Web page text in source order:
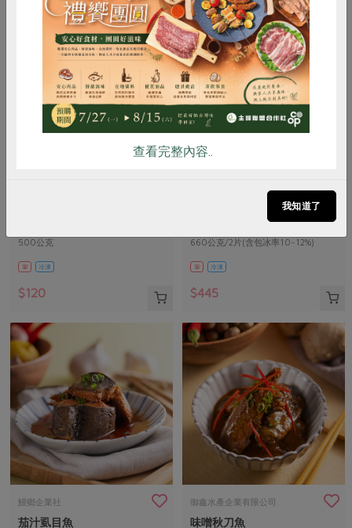
500公克
葷 冷凍
$120
馬舌鰈(扁鱈)-有肚洞-660g
660公克/2片(含包冰率10~12%)
葷 冷凍
$445
鰻鄉企業社
茄汁虱目魚
御鑫水產企業有限公司
味噌秋刀魚
惜食 RPET 食譜 減硝酸鹽
雞蛋 食安 共同購買
查看完整內容..
我知道了